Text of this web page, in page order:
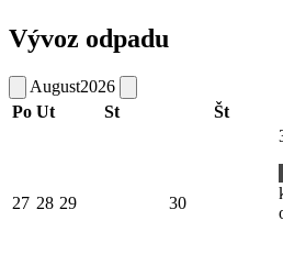
Vývoz odpadu
August2026
Po Ut St Št
27 28 29 30